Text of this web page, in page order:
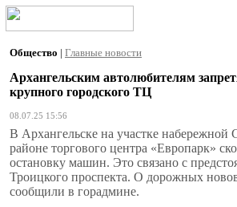
Общество | Главные новости
Архангельским автолюбителям
крупного городского ТЦ
08.07.25 15:56
В Архангельске на участке
районе торгового центра «Европарк»
остановку машин. Это связано с
Троицкого проспекта. О дорожных
сообщили в горадмине.